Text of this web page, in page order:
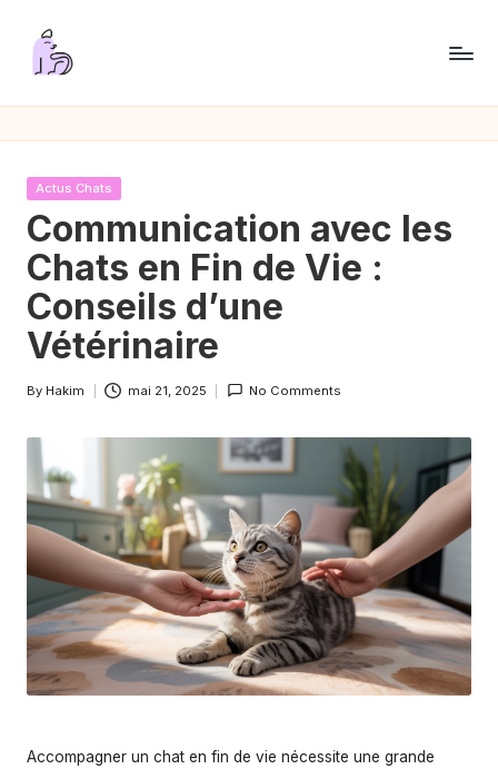
P
a
s
s
i
o
n
C
h
a
t
s
Posted
Actus Chats
Communication avec les
Chats en Fin de Vie :
Conseils d’une
Vétérinaire
Posted
By Hakim mai 21, 2025 No Comments
Accompagner un chat en fin de vie nécessite une grande